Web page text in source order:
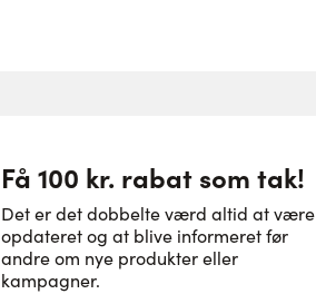
Få 100 kr. rabat som tak!
Det er det dobbelte værd altid at være
opdateret og at blive informeret før
andre om nye produkter eller
kampagner.